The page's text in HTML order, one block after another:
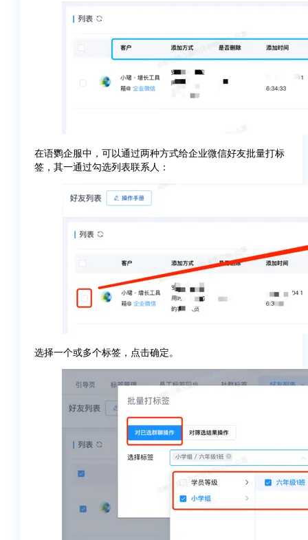
在语鹦企服中，可以通过两种方式给企业微信好友批量打标
签，其一通过勾选列表联系人：
选择一个或多个标签，点击确定。